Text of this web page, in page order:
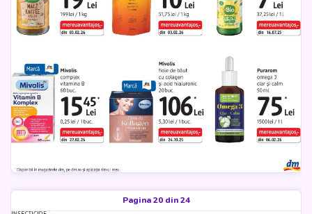
Pagina 20 din 24